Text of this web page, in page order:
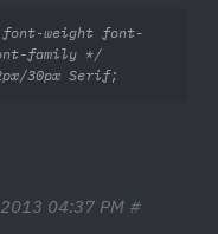
weight font-
family */
30px Serif;
04:37 PM